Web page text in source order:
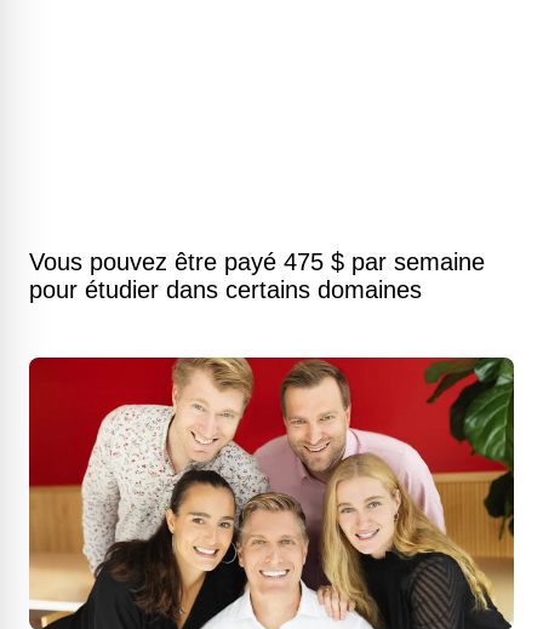
Vous pouvez être payé 475 $ par semaine
pour étudier dans certains domaines